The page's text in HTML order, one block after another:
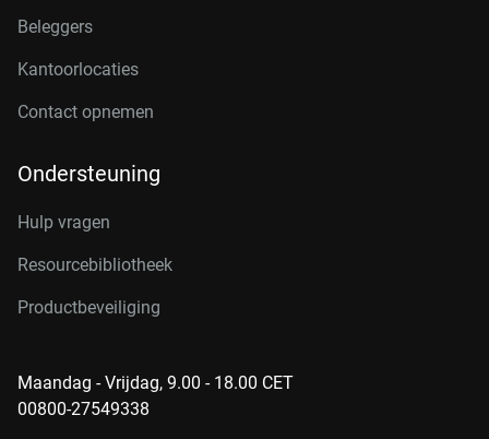
Beleggers
Kantoorlocaties
Contact opnemen
Ondersteuning
Hulp vragen
Resourcebibliotheek
Productbeveiliging
Maandag - Vrijdag, 9.00 - 18.00 CET
00800-27549338